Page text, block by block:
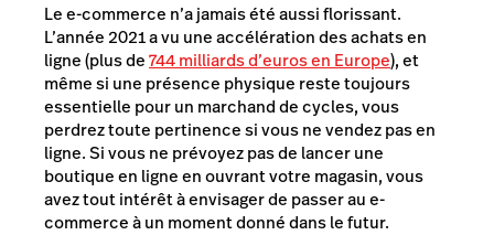
Le e-commerce n’a jamais été aussi florissant.
L’année 2021 a vu une accélération des achats en
ligne (plus de744 milliards d’euros en Europe), et
même si une présence physique reste toujours
essentielle pour un marchand de cycles, vous
perdrez toute pertinence si vous ne vendez pas en
ligne. Si vous ne prévoyez pas de lancer une
boutique en ligne en ouvrant votre magasin, vous
avez tout intérêt à envisager de passer au e-
commerce à un moment donné dans le futur.